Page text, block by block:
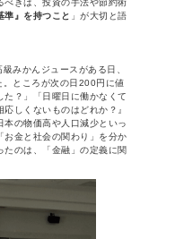
べきは、投資の手法や節約術
準』を持つこと 」が大切と語
みかんジュースがある日、
ところが次の日200円に値
？」「日曜日に働かなくて
しくないものはどれか？』
の物価高や人口減少といっ
お金と社会の関わり」を分か
たのは、「金融」の定義に関